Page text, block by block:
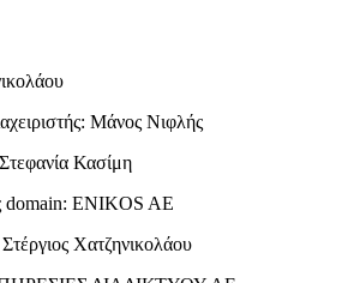
Μάνος Νιφλής
Στεφανία Κασίμη
domain: ENIKOS AE
Στέργιος Χατζηνικολάου